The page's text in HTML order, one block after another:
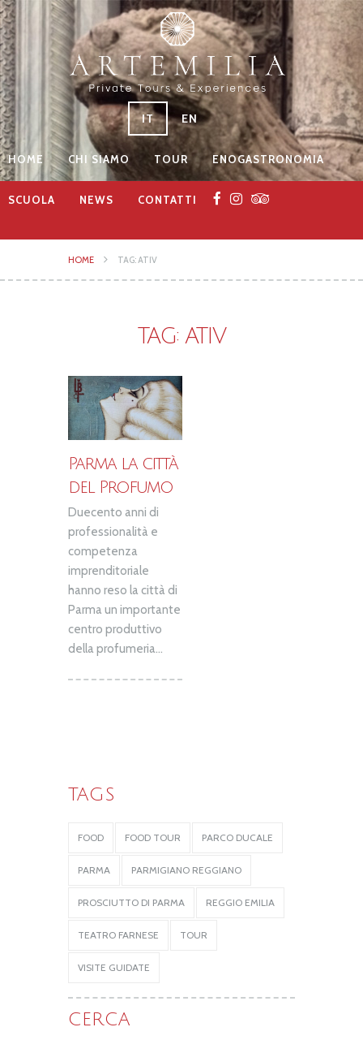
IT EN
HOME CHI SIAMO TOUR ENOGASTRONOMIA
SCUOLA NEWS CONTATTI
HOME TAG: ATIV
TAG: ATIV
Parma la città
del Profumo
Duecento anni di
professionalità e
competenza
imprenditoriale
hanno reso la città di
Parma un importante
centro produttivo
della profumeria...
TAGS
FOOD FOOD TOUR PARCO DUCALE
PARMA PARMIGIANO REGGIANO
PROSCIUTTO DI PARMA REGGIO EMILIA
TEATRO FARNESE TOUR
VISITE GUIDATE
CERCA